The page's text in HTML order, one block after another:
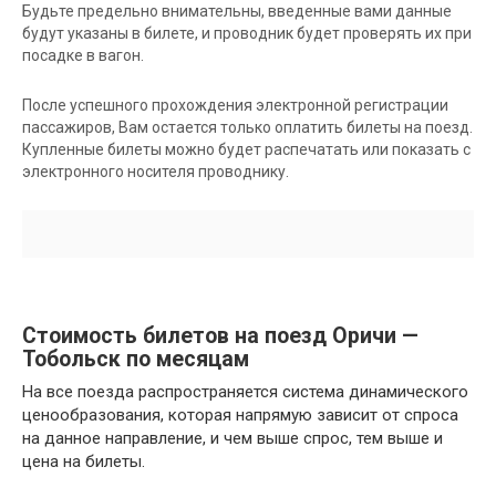
Будьте предельно внимательны, введенные вами данные
будут указаны в билете, и проводник будет проверять их при
посадке в вагон.
После успешного прохождения электронной регистрации
пассажиров, Вам остается только оплатить билеты на поезд.
Купленные билеты можно будет распечатать или показать с
электронного носителя проводнику.
Стоимость билетов на поезд Оричи —
Тобольск по месяцам
На все поезда распространяется система динамического
ценообразования, которая напрямую зависит от спроса
на данное направление, и чем выше спрос, тем выше и
цена на билеты.